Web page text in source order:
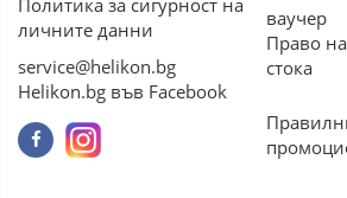
Политика за сигурност на
личните данни
service@helikon.bg
Helikon.bg във Facebook
ваучер
Право
стока